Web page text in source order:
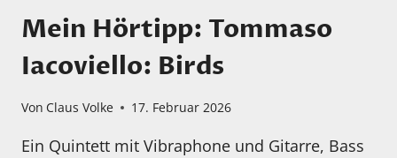
Mein Hörtipp: Tommaso
Iacoviello: Birds
Von Claus Volke 17. Februar 2026
Ein Quintett mit Vibraphone und Gitarre, Bass